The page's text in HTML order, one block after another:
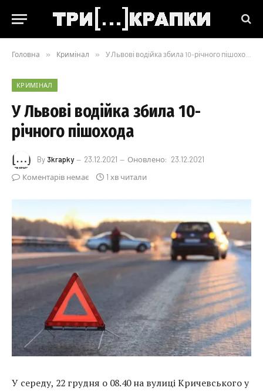
Головна » Кримінал » У Львові водійка збила 10-річного пішохода
КРИМІНАЛ
У Львові водійка збила 10-
річного пішохода
By 3krapky 23.12.2021 Оновлено: 23.12.2021
Коментарів немає
1 хв читали
У середу, 22 грудня о 08.40 на вулиці Кричевського у